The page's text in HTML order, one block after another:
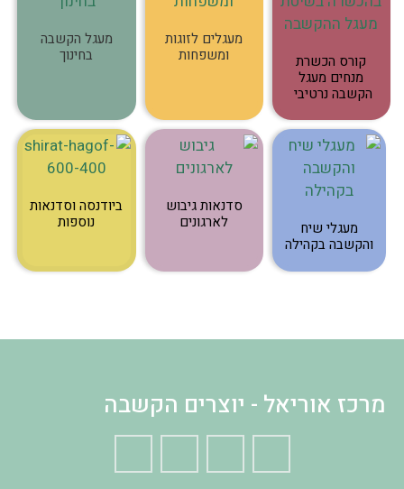
קורס הכשרת
מנחים מעגל
הקשבה נרטיבי
מעגלים לזוגות
ומשפחות
מעגל הקשבה
בחינוך
מעגלי שיח
והקשבה בקהילה
סדנאות גיבוש
לארגונים
ביודנסה וסדנאות
נוספות
מרכז אוריאל - יוצרים הקשבה